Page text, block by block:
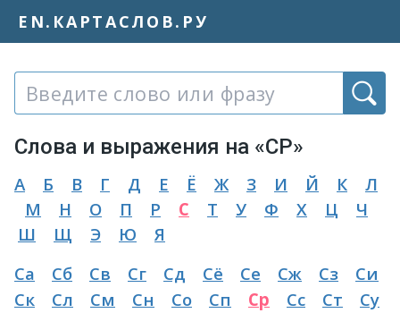
EN.КАРТАСЛОВ.РУ
Слова и выражения на «СР»
А Б В Г Д Е Ё Ж З И Й К
Л
М
Н О П Р С Т У Ф Х Ц
Ч
Ш
Щ Э Ю
Я
Са
Сб Св Сг Сд Сё Се Сж Сз
Си
Ск
Сл См Сн Со Сп Ср Сс Ст
Су